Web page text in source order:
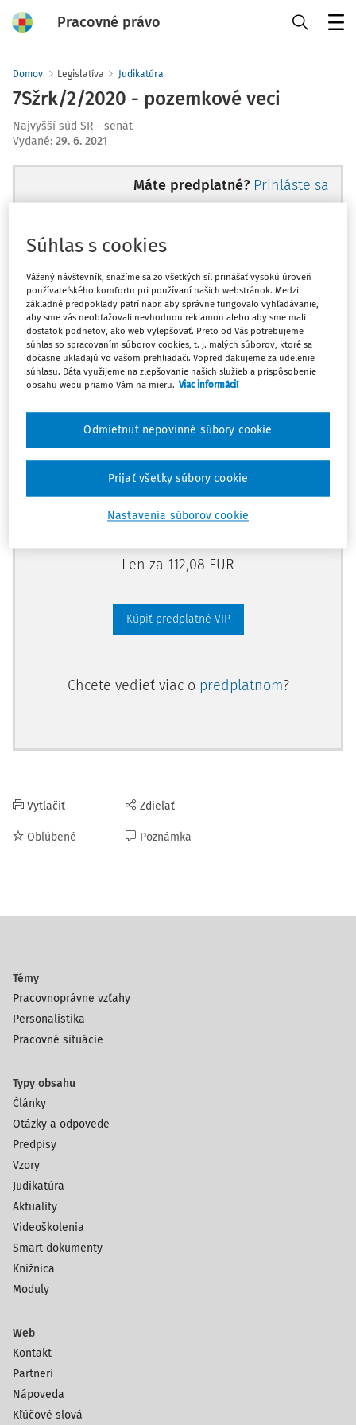
Pracovné právo
Domov Legislatíva Judikatúra
7Sžrk/2/2020 - pozemkové veci
Najvyšší súd SR - senát
Vydané: 29. 6. 2021
Máte predplatné? Prihláste sa
Tento dokument je len pre
predplatiteľov VIP.
Odomknite si prístup zakúpením
predplatného.
Vďaka tomu získate aj:
Kompletný odborný obsah portálu
Všetky praktické nástroje: vzory, smart
dokumenty, knižnica
Videoškolenia
Len za 112,08 EUR
Kúpiť predplatné VIP
Chcete vedieť viac o predplatnom?
Vytlačiť
Obľúbené
Zdieľať
Poznámka
Témy
Pracovnoprávne vzťahy
Personalistika
Pracovné situácie
Typy obsahu
Články
Otázky a odpovede
Predpisy
Vzory
Judikatúra
Aktuality
Videoškolenia
Smart dokumenty
Knižnica
Moduly
Web
Kontakt
Partneri
Nápoveda
Kľúčové slová
Súhlas s cookies
Vážený návštevník, snažíme sa zo všetkých síl prinášať vysokú úroveň
používateľského komfortu pri používaní našich webstránok. Medzi
základné predpoklady patrí napr. aby správne fungovalo vyhľadávanie,
aby sme vás neobťažovali nevhodnou reklamou alebo aby sme mali
dostatok podnetov, ako web vylepšovať. Preto od Vás potrebujeme
súhlas so spracovaním súborov cookies, t. j. malých súborov, ktoré sa
dočasne ukladajú vo vašom prehliadači. Vopred ďakujeme za udelenie
súhlasu. Dáta využijeme na zlepšovanie našich služieb a prispôsobenie
obsahu webu priamo Vám na mieru. Viac informácií
Nastavenia súborov cookie
Odmietnut nepovinné súbory cookie
Prijať všetky súbory cookie